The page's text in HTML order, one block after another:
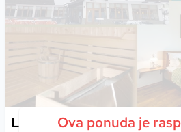
Ova ponuda je
LAST MINUTE I Opustite